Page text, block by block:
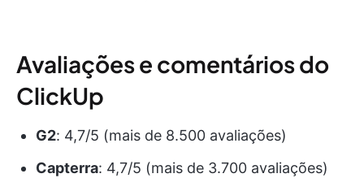
Avaliações e comentários do
ClickUp
G2: 4,7/5 (mais de 8.500 avaliações)
Capterra: 4,7/5 (mais de 3.700 avaliações)